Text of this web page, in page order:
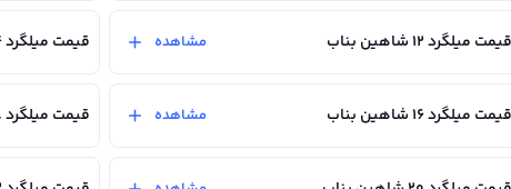
قیمت میلگرد ۱۲ شاهین بناب مشاهده قیمت میلگرد 14 شاهین بناب
قیمت میلگرد ۱۶ شاهین بناب مشاهده قیمت میلگرد ۱۸ شاهین بناب